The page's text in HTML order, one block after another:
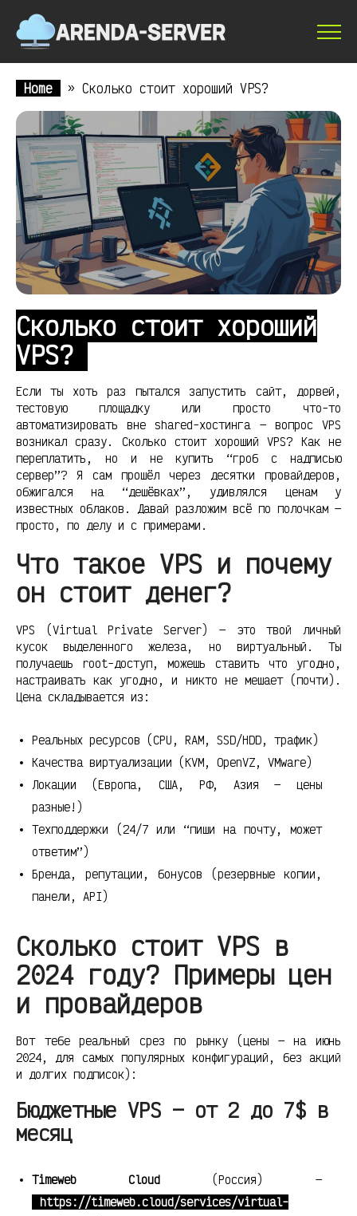
Home » Сколько стоит хороший VPS?
Сколько стоит хороший
VPS?
Если ты хоть раз пытался запустить сайт, дорвей,
тестовую площадку или просто что-то
автоматизировать вне shared-хостинга — вопрос VPS
возникал сразу. Сколько стоит хороший VPS? Как не
переплатить, но и не купить “гроб с надписью
сервер”? Я сам прошёл через десятки провайдеров,
обжигался на “дешёвках”, удивлялся ценам у
известных облаков. Давай разложим всё по полочкам —
просто, по делу и с примерами.
Что такое VPS и почему
он стоит денег?
VPS (Virtual Private Server) — это твой личный
кусок выделенного железа, но виртуальный. Ты
получаешь root-доступ, можешь ставить что угодно,
настраивать как угодно, и никто не мешает (почти).
Цена складывается из:
Реальных ресурсов (CPU, RAM, SSD/HDD, трафик)
Качества виртуализации (KVM, OpenVZ, VMware)
Локации (Европа, США, РФ, Азия — цены
разные!)
Техподдержки (24/7 или “пиши на почту, может
ответим”)
Бренда, репутации, бонусов (резервные копии,
панели, API)
Сколько стоит VPS в
2024 году? Примеры цен
и провайдеров
Вот тебе реальный срез по рынку (цены — на июнь
2024, для самых популярных конфигураций, без акций
и долгих подписок):
Бюджетные VPS — от 2 до 7$ в
месяц
Timeweb Cloud (Россия) —
https://timeweb.cloud/services/virtual-